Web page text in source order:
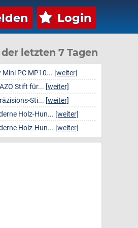
Login
letzten 7 Tagen
Mini PC MP10... [weiter]
Stift für... [weiter]
Sti... [weiter]
Holz-Hun... [weiter]
Holz-Hun... [weiter]